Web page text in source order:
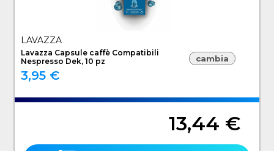
LAVAZZA
Lavazza Capsule caffè Compatibili
Nespresso Dek, 10 pz
3,95 €
cambia
13,44 €